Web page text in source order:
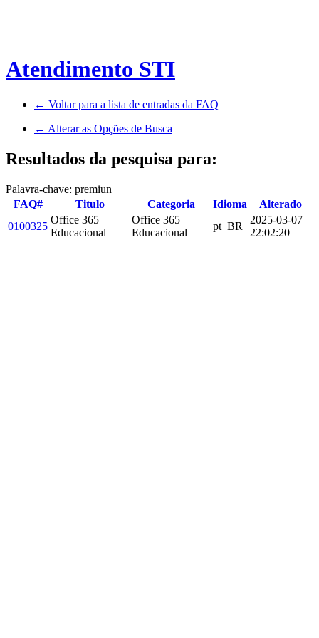
Atendimento STI
← Voltar para a lista de entradas da FAQ
← Alterar as Opções de Busca
Resultados da pesquisa para:
Palavra-chave: premiun
FAQ#
Titulo Categoria Idioma
Alterado
0100325
Office 365
Educacional
Office 365
Educacional
pt_BR
2025-03-07
22:02:20